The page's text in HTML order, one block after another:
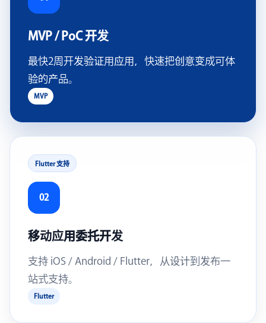
MVP / PoC 开发
最快2周开发验证用应用，快速把创意变成可体
验的产品。
MVP
Flutter 支持
02
移动应用委托开发
支持 iOS / Android / Flutter，从设计到发布一
站式支持。
Flutter